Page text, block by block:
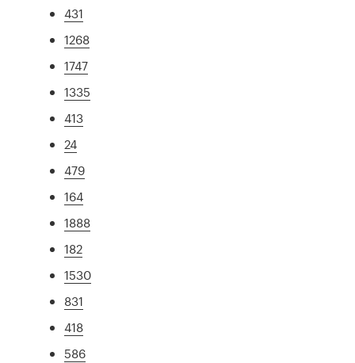
431
1268
1747
1335
413
24
479
164
1888
182
1530
831
418
586